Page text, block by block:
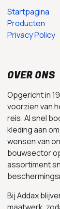
Startpagina
Producten
Privacy Policy
OVER ONS
Opgericht in
voorzien van
reis. Al snel
kleding aan
wensen van
bouwsector
assortiment
Bij Addax